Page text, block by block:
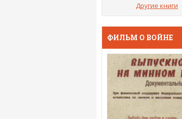
Другие книги
ФИЛЬМ О ВОЙНЕ